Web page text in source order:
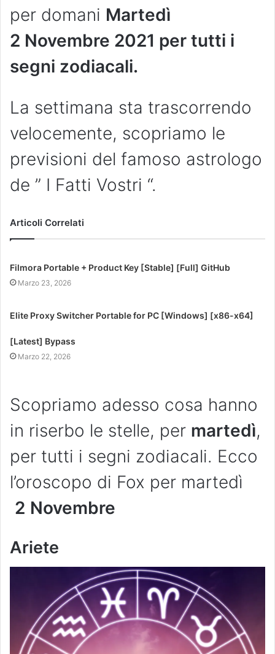
per domani Martedì
2 Novembre 2021 per tutti i
segni zodiacali.
La settimana sta trascorrendo
velocemente, scopriamo le
previsioni del famoso astrologo
de ” I Fatti Vostri “.
Articoli Correlati
Filmora Portable + Product Key [Stable] [Full] GitHub
Marzo 23, 2026
Elite Proxy Switcher Portable for PC [Windows] [x86-x64]
[Latest] Bypass
Marzo 22, 2026
Scopriamo adesso cosa hanno
in riserbo le stelle, per martedì,
per tutti i segni zodiacali. Ecco
l’oroscopo di Fox per martedì
2 Novembre
Ariete